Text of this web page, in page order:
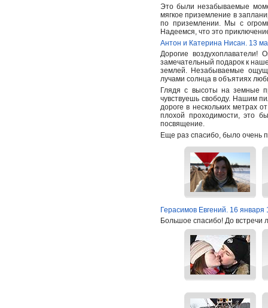
Это были незабываемые
мягкое приземление в
по приземлении. Мы с
Надеемся, что это
Антон и Катерина Нисан. 13
Дорогие
замечательный подарок к
землей. Незабываемые
лучами солнца в объятиях
Глядя с высоты на земные
чувствуешь свободу. Нашим
дороге в нескольких метрах
плохой проходимости, это
посвящение.
Еще раз спасибо, было очень
Герасимов Евгений. 16 января
Большое спасибо! До встречи